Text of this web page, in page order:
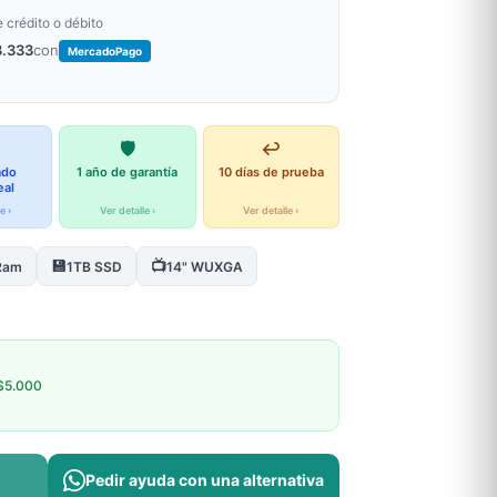
crédito o débito
con MercadoPago
›
🛡️
1 año de garantía
Ver detalle ›
↩️
10 días de prueba
Ver detalle ›
💾1TB SSD 📺14" WUXGA
Pedir ayuda con una alternativa